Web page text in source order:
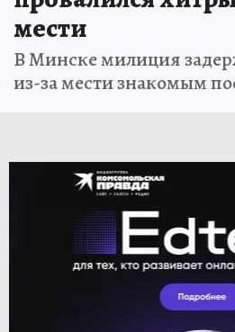
мести
В Минске милиция
из-за мести знакомым